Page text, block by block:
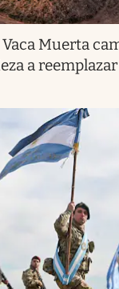
Vaca Muerta
a